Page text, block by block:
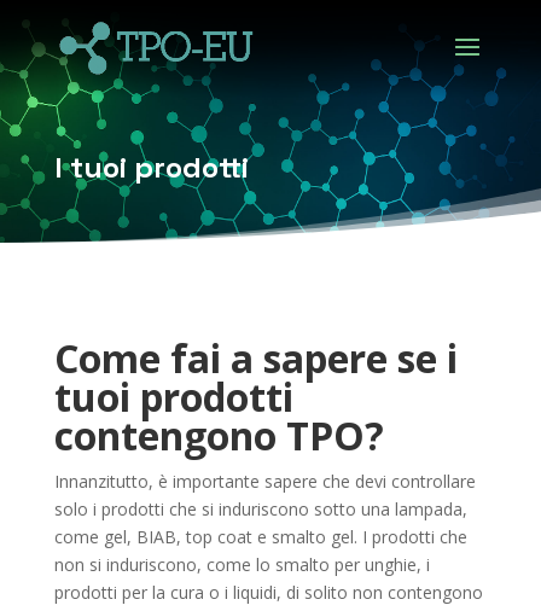
I tuoi prodotti
Come fai a sapere se i
tuoi prodotti
contengono TPO?
Innanzitutto, è importante sapere che devi controllare
solo i prodotti che si induriscono sotto una lampada,
come gel, BIAB, top coat e smalto gel. I prodotti che
non si induriscono, come lo smalto per unghie, i
prodotti per la cura o i liquidi, di solito non contengono